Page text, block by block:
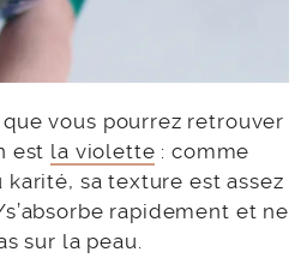
vous pourrez retrouver
est la violette : comme
sa texture est assez
rapidement et ne
sur la peau.